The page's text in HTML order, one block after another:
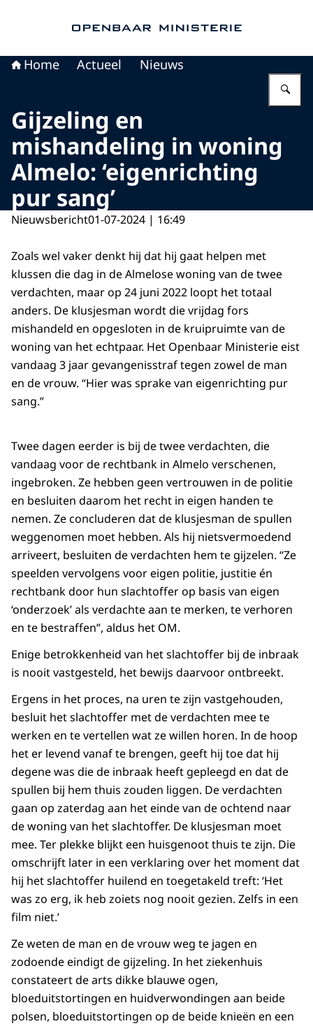
Home Actueel Nieuws
Gijzeling en
mishandeling in woning
Almelo: ‘eigenrichting
pur sang’
Nieuwsbericht01-07-2024 | 16:49
Zoals wel vaker denkt hij dat hij gaat helpen met
klussen die dag in de Almelose woning van de twee
verdachten, maar op 24 juni 2022 loopt het totaal
anders. De klusjesman wordt die vrijdag fors
mishandeld en opgesloten in de kruipruimte van de
woning van het echtpaar. Het Openbaar Ministerie eist
vandaag 3 jaar gevangenisstraf tegen zowel de man
en de vrouw. “Hier was sprake van eigenrichting pur
sang.”
Twee dagen eerder is bij de twee verdachten, die
vandaag voor de rechtbank in Almelo verschenen,
ingebroken. Ze hebben geen vertrouwen in de politie
en besluiten daarom het recht in eigen handen te
nemen. Ze concluderen dat de klusjesman de spullen
weggenomen moet hebben. Als hij nietsvermoedend
arriveert, besluiten de verdachten hem te gijzelen. “Ze
speelden vervolgens voor eigen politie, justitie én
rechtbank door hun slachtoffer op basis van eigen
‘onderzoek’ als verdachte aan te merken, te verhoren
en te bestraffen”, aldus het OM.
Enige betrokkenheid van het slachtoffer bij de inbraak
is nooit vastgesteld, het bewijs daarvoor ontbreekt.
Ergens in het proces, na uren te zijn vastgehouden,
besluit het slachtoffer met de verdachten mee te
werken en te vertellen wat ze willen horen. In de hoop
het er levend vanaf te brengen, geeft hij toe dat hij
degene was die de inbraak heeft gepleegd en dat de
spullen bij hem thuis zouden liggen. De verdachten
gaan op zaterdag aan het einde van de ochtend naar
de woning van het slachtoffer. De klusjesman moet
mee. Ter plekke blijkt een huisgenoot thuis te zijn. Die
omschrijft later in een verklaring over het moment dat
hij het slachtoffer huilend en toegetakeld treft: ‘Het
was zo erg, ik heb zoiets nog nooit gezien. Zelfs in een
film niet.’
Ze weten de man en de vrouw weg te jagen en
zodoende eindigt de gijzeling. In het ziekenhuis
constateert de arts dikke blauwe ogen,
bloeduitstortingen en huidverwondingen aan beide
polsen, bloeduitstortingen op de beide knieën en een